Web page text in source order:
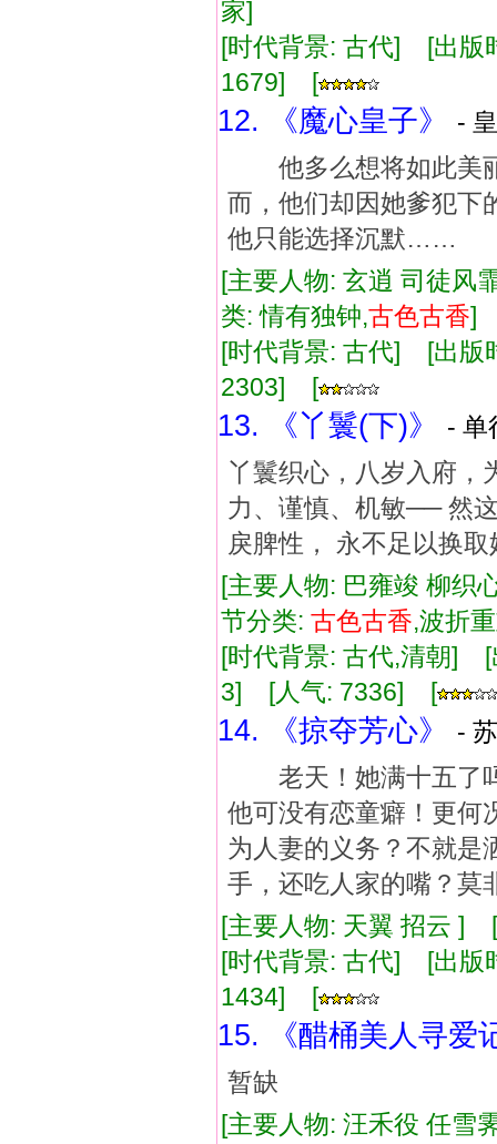
家]
[时代背景: 古代] [出
1679] [
12. 《魔心皇子》
-
他多么想将如此
而，他们却因她爹
他只能选择沉默……
[主要人物: 玄逍 司徒
类: 情有独钟,古色古香
[时代背景: 古代] [出
2303] [
13. 《丫鬟(下)》
- 单
丫鬟织心，八岁入府，
力、谨慎、机敏── 然
戾脾性， 永不足以换
[主要人物: 巴雍竣 柳
节分类: 古色古香,波折
[时代背景: 古代,清朝]
3] [人气: 7336] [
14. 《掠夺芳心》
-
老天！她满十五了
他可没有恋童癖！更
为人妻的义务？不就
手，还吃人家的嘴？莫
[主要人物: 天翼 招云
[时代背景: 古代] [出
1434] [
15. 《醋桶美人寻爱
暂缺
[主要人物: 汪禾役 任雪